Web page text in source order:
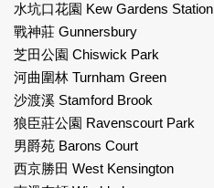
水坑口花園 Kew Gardens Station
戰神莊 Gunnersbury
芝田公園 Chiswick Park
河曲圍林 Turnham Green
沙渡溪 Stamford Brook
狼臣莊公園 Ravenscourt Park
男爵苑 Barons Court
西京勝田 West Kensington